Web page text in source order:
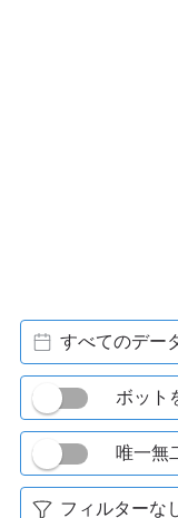
すべてのデー
ボット
唯一無